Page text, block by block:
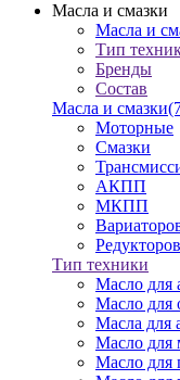
Масла и смазки
Масла и
Тип
Бренды
Состав
Масла и смазки
Моторные
Смазки
АКПП
МКПП
Редукторов
Тип техники
Масло для
Масло для
Масла для
Масло для
Масло для